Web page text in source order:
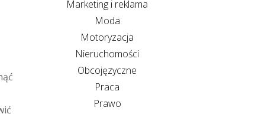
Marketing i reklama
Moda
Motoryzacja
Nieruchomości
Obcojęzyczne
Praca
Prawo